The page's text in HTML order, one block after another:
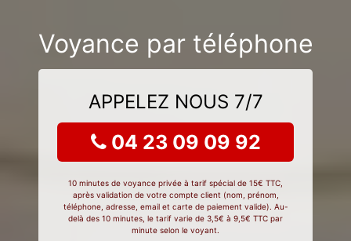
Voyance par téléphone
APPELEZ NOUS 7/7
04 23 09 09 92
10 minutes de voyance privée à tarif spécial de 15€ TTC,
après validation de votre compte client (nom, prénom,
téléphone, adresse, email et carte de paiement valide). Au-
delà des 10 minutes, le tarif varie de 3,5€ à 9,5€ TTC par
minute selon le voyant.